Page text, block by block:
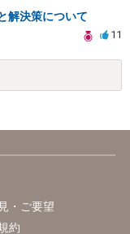
解決策について
11
・ご要望
約